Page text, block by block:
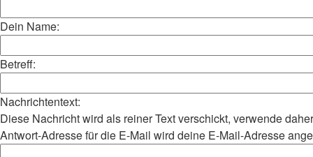
Dein Name:
Betreff:
Nachrichtentext:
Diese Nachricht wird als reiner Text verschickt, verwende
Antwort-Adresse für die E-Mail wird deine E-Mail-Adresse